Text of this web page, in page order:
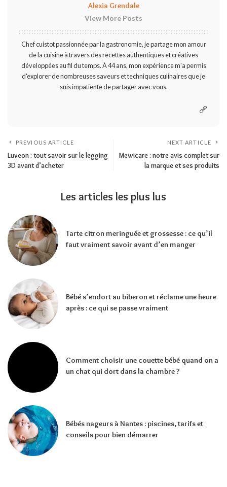
Alexia Grendale
View More Posts
Chef cuistot passionnée par la gastronomie, je partage mon amour
de la cuisine à travers des recettes authentiques et créatives
développées au fil du temps. À 44 ans, mon expérience m'a permis
d'explorer de nombreuses saveurs et techniques culinaires que je
suis impatiente de partager avec vous.
PREVIOUS ARTICLE
Luveon : tout savoir sur le legging
3D avant d’acheter
NEXT ARTICLE
Mewicare : notre avis complet sur
la marque et ses produits
Les articles les plus lus
Tarte citron meringuée et grossesse : ce qu’il
faut vraiment savoir avant d’en manger
Bébé s’endort au biberon et réclame une heure
après : ce qui se passe vraiment
Comment choisir une couette bébé quand on a
un chat qui dort dans la chambre ?
Bébés nageurs à Nantes : piscines, tarifs et
conseils pour bien démarrer